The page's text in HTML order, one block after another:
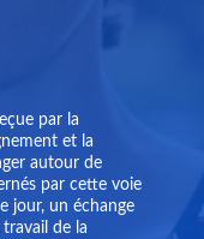
par la
et la
autour de
par cette voie
jour, un échange
de la